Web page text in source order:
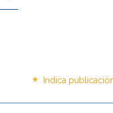
* Indica